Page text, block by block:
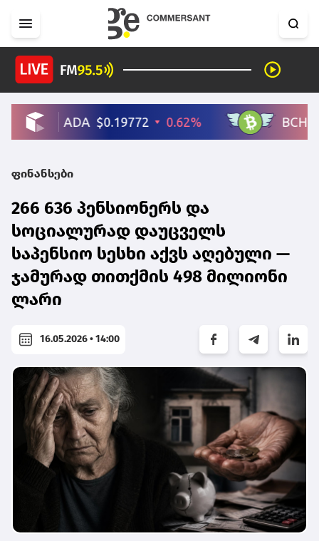
ფინანსები
266 636 პენსიონერს და
სოციალურად დაუცველს
საპენსიო სესხი აქვს აღებული —
ჯამურად თითქმის 498 მილიონი
ლარი
16.05.2026 • 14:00